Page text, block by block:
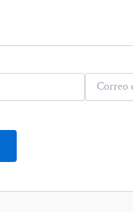
Correo
electrónico*